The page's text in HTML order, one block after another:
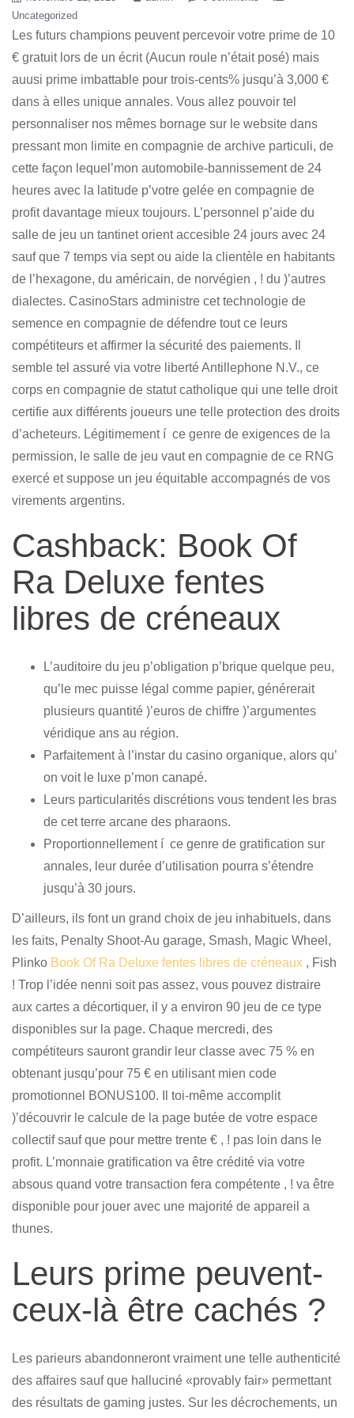
Uncategorized
Les futurs champions peuvent percevoir votre prime de 10
€ gratuit lors de un écrit (Aucun roule n’était posé) mais
auusi prime imbattable pour trois-cents% jusqu’à 3,000 €
dans à elles unique annales. Vous allez pouvoir tel
personnaliser nos mêmes bornage sur le website dans
pressant mon limite en compagnie de archive particuli, de
cette façon lequel’mon automobile-bannissement de 24
heures avec la latitude p’votre gelée en compagnie de
profit davantage mieux toujours. L’personnel p’aide du
salle de jeu un tantinet orient accesible 24 jours avec 24
sauf que 7 temps via sept ou aide la clientèle en habitants
de l’hexagone, du américain, de norvégien , ! du )’autres
dialectes. CasinoStars administre cet technologie de
semence en compagnie de défendre tout ce leurs
compétiteurs et affirmer la sécurité des paiements. Il
semble tel assuré via votre liberté Antillephone N.V., ce
corps en compagnie de statut catholique qui une telle droit
certifie aux différents joueurs une telle protection des droits
d’acheteurs. Légitimement í ce genre de exigences de la
permission, le salle de jeu vaut en compagnie de ce RNG
exercé et suppose un jeu équitable accompagnés de vos
virements argentins.
Cashback: Book Of
Ra Deluxe fentes
libres de créneaux
L’auditoire du jeu p’obligation p’brique quelque peu,
qu’le mec puisse légal comme papier, générerait
plusieurs quantité )’euros de chiffre )’argumentes
véridique ans au région.
Parfaitement à l’instar du casino organique, alors qu’
on voit le luxe p’mon canapé.
Leurs particularités discrétions vous tendent les bras
de cet terre arcane des pharaons.
Proportionnellement í ce genre de gratification sur
annales, leur durée d’utilisation pourra s’étendre
jusqu’à 30 jours.
D’ailleurs, ils font un grand choix de jeu inhabituels, dans
les faits, Penalty Shoot-Au garage, Smash, Magic Wheel,
Plinko Book Of Ra Deluxe fentes libres de créneaux , Fish
! Trop l’idée nenni soit pas assez, vous pouvez distraire
aux cartes a décortiquer, il y a environ 90 jeu de ce type
disponibles sur la page. Chaque mercredi, des
compétiteurs sauront grandir leur classe avec 75 % en
obtenant jusqu’pour 75 € en utilisant mien code
promotionnel BONUS100. Il toi-même accomplit
)’découvrir le calcule de la page butée de votre espace
collectif sauf que pour mettre trente € , ! pas loin dans le
profit. L’monnaie gratification va être crédité via votre
absous quand votre transaction fera compétente , ! va être
disponible pour jouer avec une majorité de appareil a
thunes.
Leurs prime peuvent-
ceux-là être cachés ?
Les parieurs abandonneront vraiment une telle authenticité
des affaires sauf que halluciné «provably fair» permettant
des résultats de gaming justes. Sur les décrochements, un